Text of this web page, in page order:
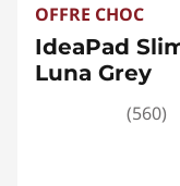
OFFRE CHOC
IdeaPad
Luna Grey
(560)